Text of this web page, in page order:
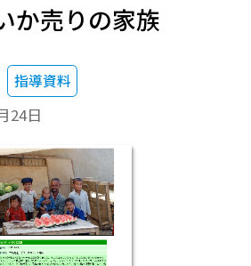
か売りの家族
指導資料
24日